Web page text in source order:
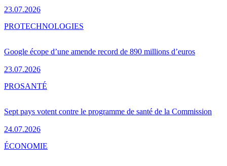
23.07.2026
Google écope d’une amende record de 890 millions d’euros
23.07.2026
PROTECHNOLOGIES
Sept pays votent contre le programme de santé de la Commission
24.07.2026
PROSANTÉ
ÉCONOMIE